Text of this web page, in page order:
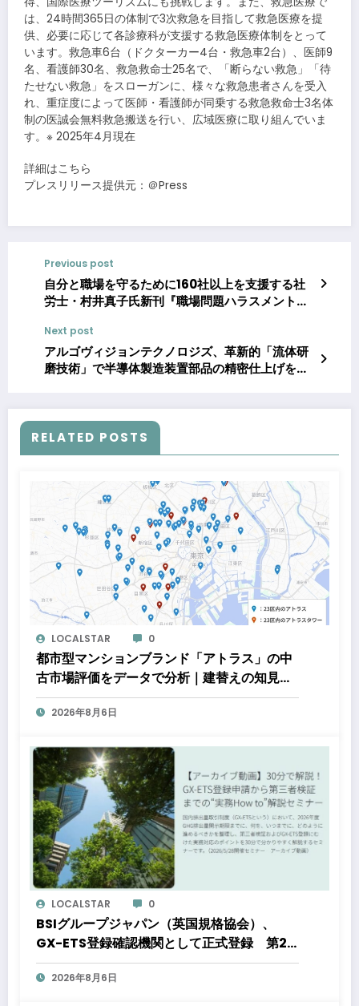
は、24時間365日の体制で3次救急を目指して救急医療を提
供、必要に応じて各診療科が支援する救急医療体制をとって
います。救急車6台（ドクターカー4台・救急車2台）、医師9
名、看護師30名、救急救命士25名で、「断らない救急」「待
たせない救急」をスローガンに、様々な救急患者さんを受入
れ、重症度によって医師・看護師が同乗する救急救命士3名体
制の医誠会無料救急搬送を行い、広域医療に取り組んでいま
す。※ 2025年4月現在
詳細はこちら
プレスリリース提供元：＠Press
Previous post
自分と職場を守るために160社以上を支援する社
労士・村井真子氏新刊『職場問題ハラスメントの
Next post
アルゴヴィジョンテクノロジズ、革新的「流体研
磨技術」で半導体製造装置部品の精密仕上げを実
RELATED POSTS
LOCALSTAR 0
都市型マンションブランド「アトラス」の中
古市場評価をデータで分析｜建替えの知見、
都心好立地、開発思想が支えるブランド価値
2026年8月6日
LOCALSTAR 0
BSIグループジャパン（英国規格協会）、
GX-ETS登録確認機関として正式登録 第2
フェーズ開始で制度対応が義務化、企業の対
応はどう変わるのか？ 法的拘束力をもつ
2026年8月6日